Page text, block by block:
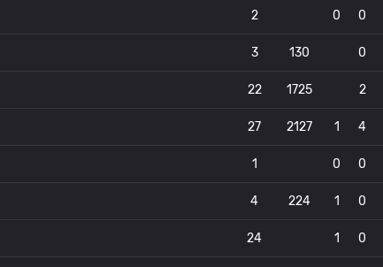
2 0 0
3 130 0
22 1725 2
27 2127 1 4
1 0 0
4 224 1 0
24 1 0